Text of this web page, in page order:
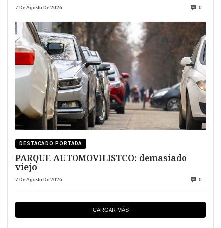
7 De Agosto De 2026 0
DESTACADO PORTADA
PARQUE AUTOMOVILISTCO: demasiado
viejo
7 De Agosto De 2026 0
CARGAR MÁS